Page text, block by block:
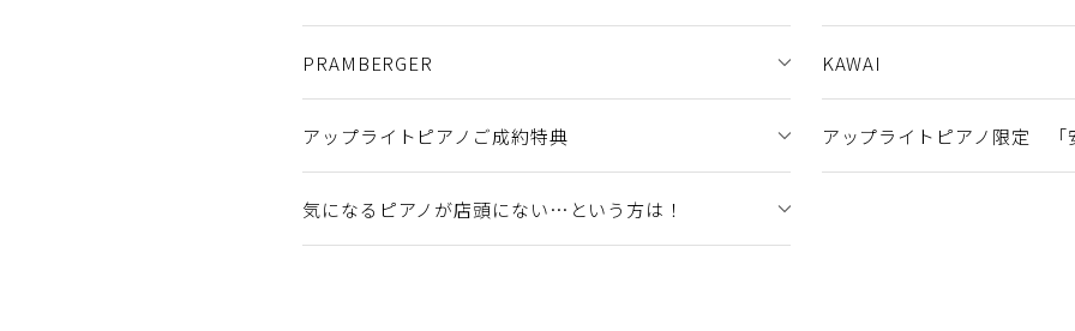
PRAMBERGER KAWAI
アップライトピアノご成約特典 アップライトピアノ限定 「
気になるピアノが店頭にない…という方は！